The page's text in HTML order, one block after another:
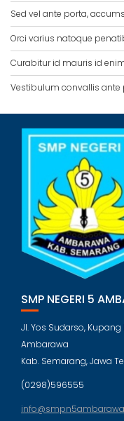
Sed vel ante porta,
Orci varius natoque
Curabitur id mauris id
Vestibulum convallis ante
SMP NEGERI 5
Jl. Yos Sudarso,
Ambarawa
Kab. Semarang, Jawa
(0298)596555